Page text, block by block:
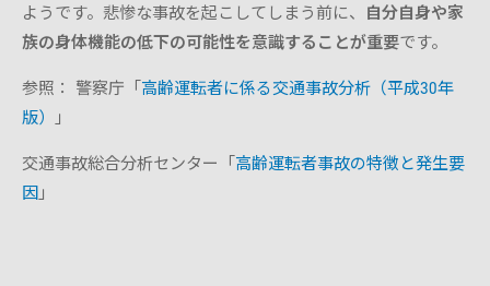
ようです。悲惨な事故を起こしてしまう前に、 自分自身や家
族の身体機能の低下の可能性を意識することが重要です。
参照： 警察庁「高齢運転者に係る交通事故分析（平成30年
版）
」
交通事故総合分析センター「高齢運転者事故の特徴と発生要
因 」